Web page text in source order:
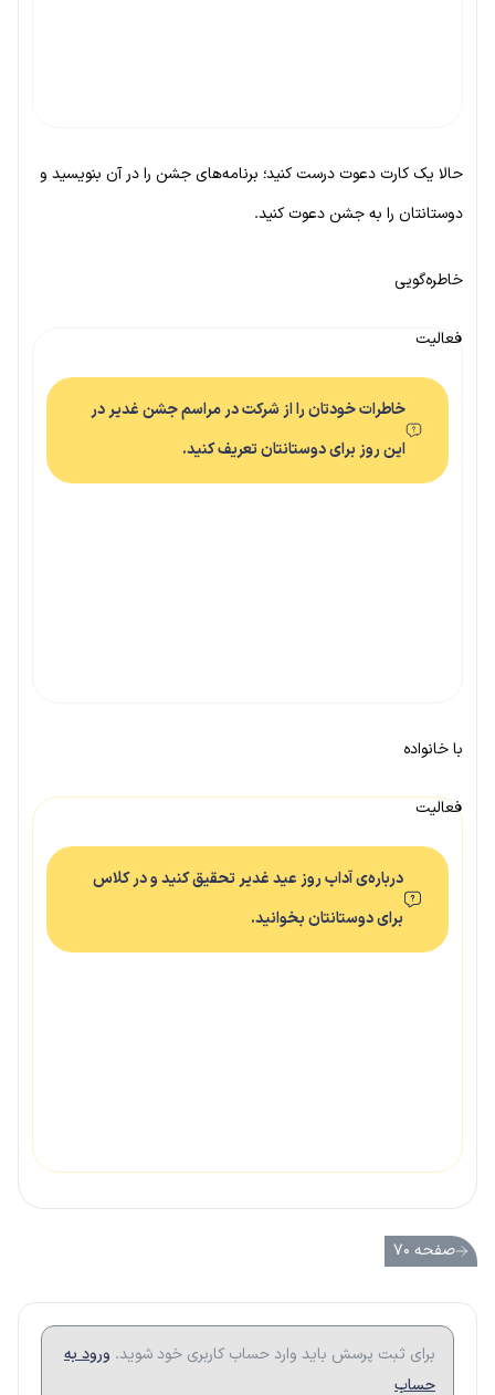
حالا یک کارت دعوت درست کنید؛ برنامه‌های جشن را در آن بنویسید و
دوستانتان را به جشن دعوت کنید.
خاطره‌گویی
فعالیت
خاطرات خودتان را از شرکت در مراسم جشن غدیر در
این روز برای دوستانتان تعریف کنید.
با خانواده
فعالیت
درباره‌ی آداب روز عید غدیر تحقیق کنید و در کلاس
برای دوستانتان بخوانید.
صفحه ۷۰
برای ثبت پرسش باید وارد حساب کاربری خود شوید. ورود به
حساب